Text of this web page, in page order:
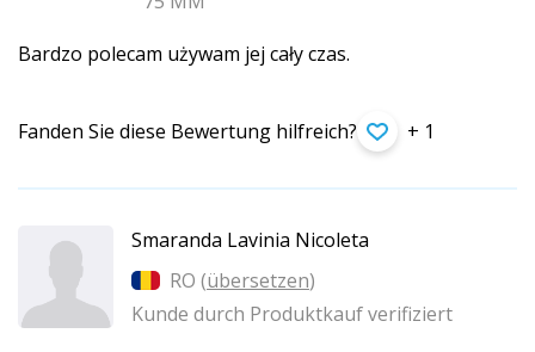
Bardzo polecam używam jej cały czas.
Fanden Sie diese Bewertung hilfreich? + 1
Smaranda Lavinia Nicoleta
RO (übersetzen)
Kunde durch Produktkauf verifiziert